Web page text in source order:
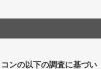
ンの以下の調査に基づい